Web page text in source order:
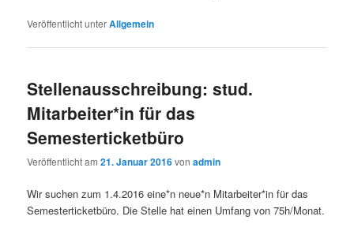
Veröffentlicht unterAllgemein
Stellenausschreibung: stud.
Mitarbeiter*in für das
Semesterticketbüro
Veröffentlicht am21. Januar 2016vonadmin
Wir suchen zum 1.4.2016 eine*n neue*n Mitarbeiter*in für das
Semesterticketbüro. Die Stelle hat einen Umfang von 75h/Monat.